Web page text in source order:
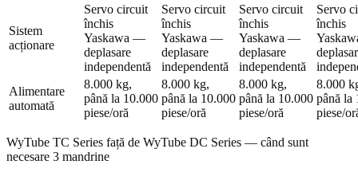
Sistem
acționare
Servo circuit
închis
Yaskawa —
deplasare
independentă
Servo circuit
închis
Yaskawa —
deplasare
independentă
Servo circuit
închis
Yaskawa —
deplasare
independentă
Servo
închis
Alimentare
automată
8.000 kg,
până la 10.000
piese/oră
8.000 kg,
până la 10.000
piese/oră
8.000 kg,
până la 10.000
piese/oră
8.000
până la
piese/
WyTube TC Series față de WyTube DC Series — când sunt
necesare 3 mandrine